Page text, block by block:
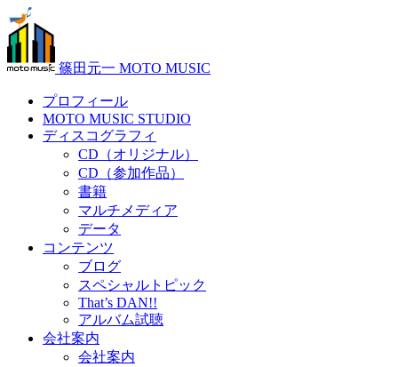
篠田元一 MOTO MUSIC
プロフィール
MOTO MUSIC STUDIO
ディスコグラフィ
CD（オリジナル）
CD（参加作品）
書籍
マルチメディア
データ
コンテンツ
ブログ
スペシャルトピック
That’s DAN!!
アルバム試聴
会社案内
会社案内